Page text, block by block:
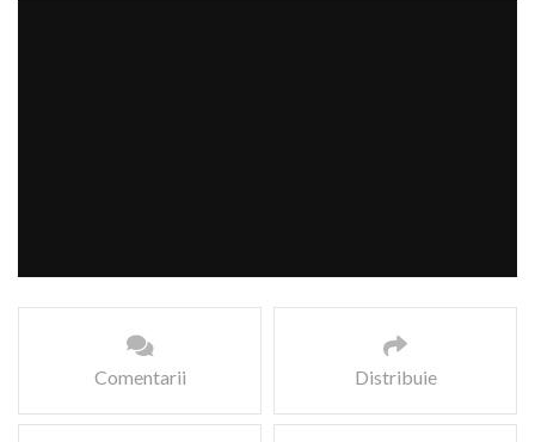
Comentarii Distribuie